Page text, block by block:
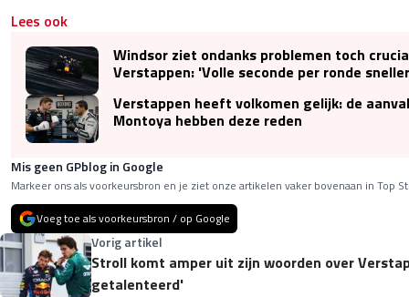
Lees ook
Windsor ziet ondanks problemen toch
Verstappen: 'Volle seconde per ronde
Verstappen heeft volkomen gelijk: de
Montoya hebben deze reden
Mis geen GPblog in Google
Markeer ons als voorkeursbron en je ziet onze artikelen vaker bovenaan in Top
Voeg toe als voorkeursbron / op Google
Vorig artikel
Stroll komt amper uit zijn woorden over
getalenteerd'